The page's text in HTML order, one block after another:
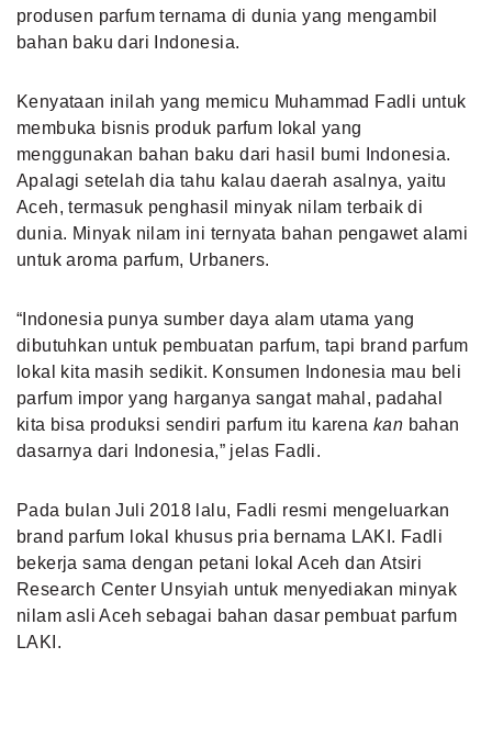
produsen parfum ternama di dunia yang mengambil
bahan baku dari Indonesia.
Kenyataan inilah yang memicu Muhammad Fadli untuk
membuka bisnis produk parfum lokal yang
menggunakan bahan baku dari hasil bumi Indonesia.
Apalagi setelah dia tahu kalau daerah asalnya, yaitu
Aceh, termasuk penghasil minyak nilam terbaik di
dunia. Minyak nilam ini ternyata bahan pengawet alami
untuk aroma parfum, Urbaners.
“Indonesia punya sumber daya alam utama yang
dibutuhkan untuk pembuatan parfum, tapi brand parfum
lokal kita masih sedikit. Konsumen Indonesia mau beli
parfum impor yang harganya sangat mahal, padahal
kita bisa produksi sendiri parfum itu karena kan bahan
dasarnya dari Indonesia,” jelas Fadli.
Pada bulan Juli 2018 lalu, Fadli resmi mengeluarkan
brand parfum lokal khusus pria bernama LAKI. Fadli
bekerja sama dengan petani lokal Aceh dan Atsiri
Research Center Unsyiah untuk menyediakan minyak
nilam asli Aceh sebagai bahan dasar pembuat parfum
LAKI.